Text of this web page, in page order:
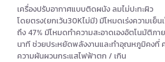
เครื่องปรับอากาศแบบติดผนัง ลมไม่ปะทะผิว
โดยตรง(ยกเว้น30Kไม่มี) มีโหมดเร่งความเย็น
ถึง 47% มีโหมดทำความสะอาดเองอัตโนมัติภา
นาที ช่วยประหยัดพลังงานและทำอุณหภูมิคงที่
ความผันผวนกระแสไฟฟ้าตก / เกิน